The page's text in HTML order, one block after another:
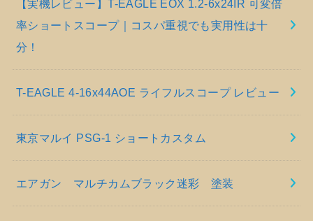
【実機レビュー】T-EAGLE EOX 1.2-6x24IR 可変倍
率ショートスコープ｜コスパ重視でも実用性は十
分！
T-EAGLE 4-16x44AOE ライフルスコープ レビュー
東京マルイ PSG-1 ショートカスタム
エアガン マルチカムブラック迷彩 塗装